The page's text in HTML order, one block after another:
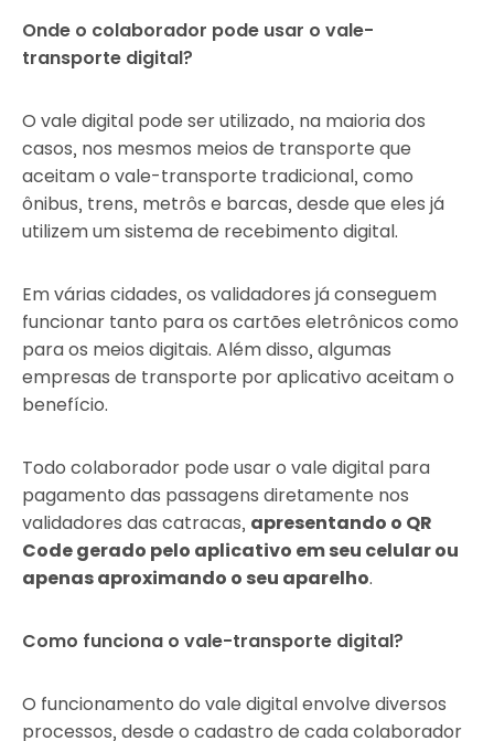
Onde o colaborador pode usar o vale-
transporte digital?
O vale digital pode ser utilizado, na maioria dos
casos, nos mesmos meios de transporte que
aceitam o vale-transporte tradicional, como
ônibus, trens, metrôs e barcas, desde que eles já
utilizem um sistema de recebimento digital.
Em várias cidades, os validadores já conseguem
funcionar tanto para os cartões eletrônicos como
para os meios digitais. Além disso, algumas
empresas de transporte por aplicativo aceitam o
benefício.
Todo colaborador pode usar o vale digital para
pagamento das passagens diretamente nos
validadores das catracas, apresentando o QR
Code gerado pelo aplicativo em seu celular ou
apenas aproximando o seu aparelho.
Como funciona o vale-transporte digital?
O funcionamento do vale digital envolve diversos
processos, desde o cadastro de cada colaborador